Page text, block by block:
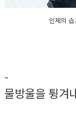
인체의
-
물방울을 튕겨